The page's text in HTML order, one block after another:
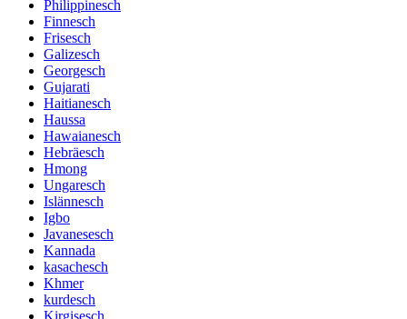
Philippinesch
Finnesch
Frisesch
Galizesch
Georgesch
Gujarati
Haitianesch
Haussa
Hawaianesch
Hebräesch
Hmong
Ungaresch
Islännesch
Igbo
Javanesesch
Kannada
kasachesch
Khmer
kurdesch